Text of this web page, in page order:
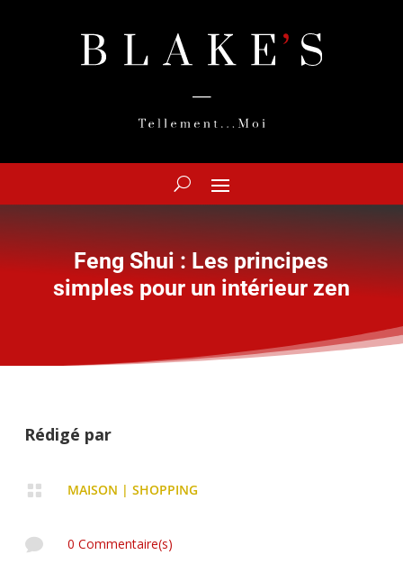
Feng Shui : Les principes
simples pour un intérieur zen
Rédigé par
 MAISON | SHOPPING
 0 Commentaire(s)